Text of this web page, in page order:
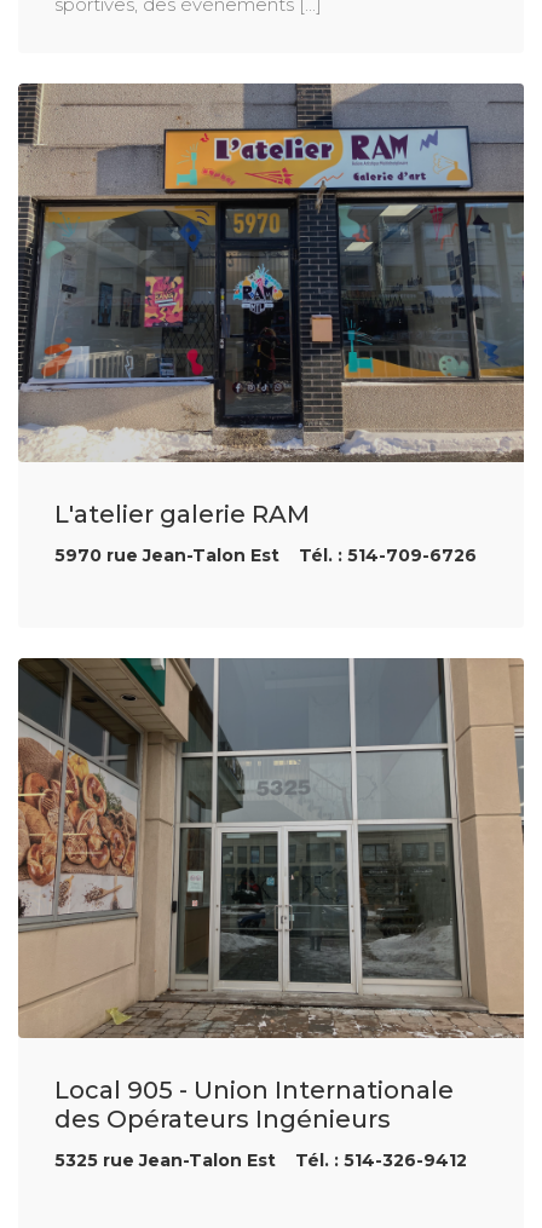
L'atelier galerie RAM
5970 rue Jean-Talon Est Tél. : 514-709-6726
Local 905 - Union Internationale
des Opérateurs Ingénieurs
5325 rue Jean-Talon Est Tél. : 514-326-9412